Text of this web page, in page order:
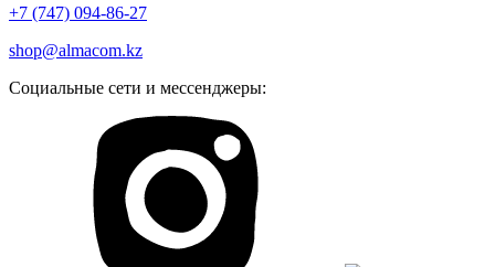
+7 (747) 094-86-27
shop@almacom.kz
Социальные сети и мессенджеры: